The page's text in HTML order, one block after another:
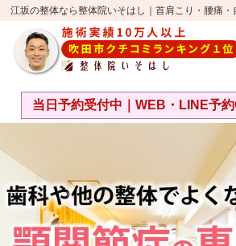
江坂の整体なら整体院いそはし｜首肩こり・腰痛・
当日予約受付中｜WEB・LINE予